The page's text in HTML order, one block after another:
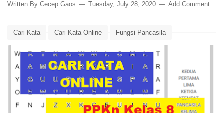
Written By Cecep Gaos Tuesday, July 28, 2020 Add Comment
Cari Kata Cari Kata Online Fungsi Pancasila
Media Pembelajaran Pancasila